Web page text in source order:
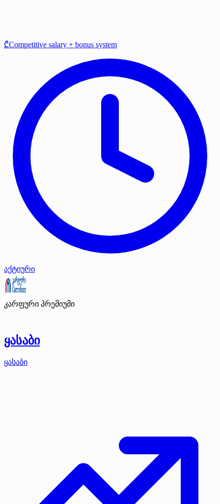
₾Competitive salary + bonus system
აქტიური
კარფური პრემიუმი
ყასაბი
ყასაბი